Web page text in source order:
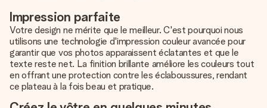
Impression parfaite
Votre design ne mérite que le meilleur. C'est pourquoi nous
utilisons une technologie d'impression couleur avancée pour
garantir que vos photos apparaissent éclatantes et que le
texte reste net. La finition brillante améliore les couleurs tout
en offrant une protection contre les éclaboussures, rendant
ce plateau à la fois beau et pratique.